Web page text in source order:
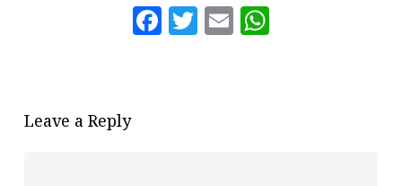
Facebook
Twitter
Email
Leave a Reply